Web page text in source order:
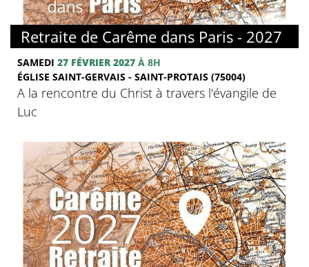
© FMJ
Retraite de Carême dans Paris - 2027
SAMEDI 27 FÉVRIER 2027 À 8H
ÉGLISE SAINT-GERVAIS - SAINT-PROTAIS (75004)
A la rencontre du Christ à travers l'évangile de
Luc